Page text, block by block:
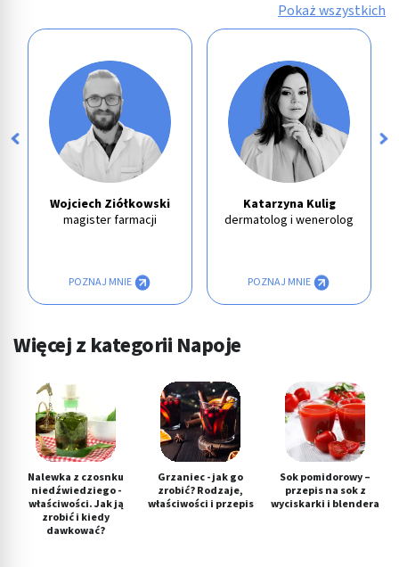
Pokaż wszystkich
Wojciech Ziółkowski
magister farmacji
POZNAJ MNIE
Katarzyna Kulig
dermatolog i wenerolog
POZNAJ MNIE
Więcej z kategorii Napoje
Nalewka z czosnku
niedźwiedziego -
właściwości. Jak ją
zrobić i kiedy
dawkować?
Grzaniec - jak go
zrobić? Rodzaje,
właściwości i przepis
Sok pomidorowy –
przepis na sok z
wyciskarki i blendera